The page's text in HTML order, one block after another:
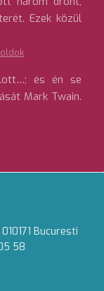
Ezek közül
és én se
Mark Twain.
Bucuresti
58